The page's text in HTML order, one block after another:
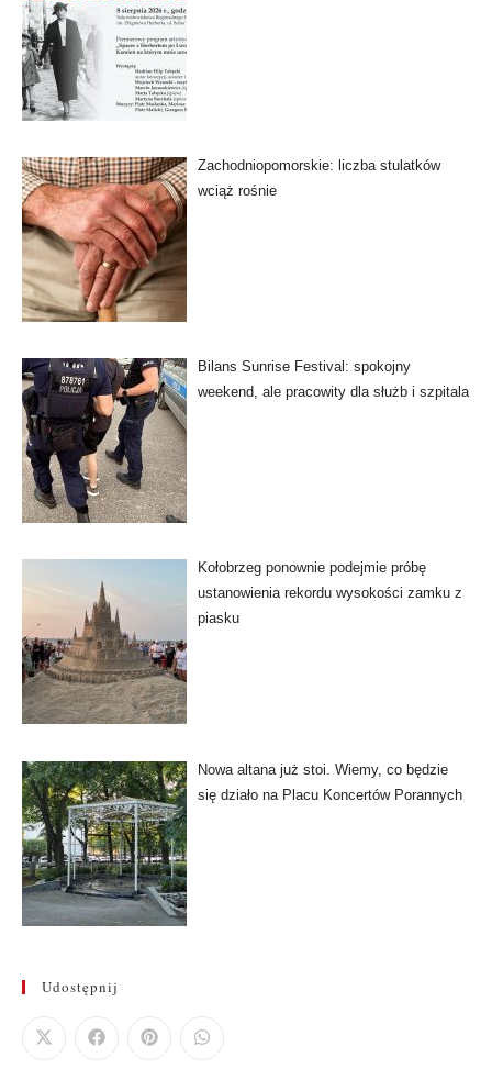
Zachodniopomorskie: liczba stulatków
wciąż rośnie
Bilans Sunrise Festival: spokojny
weekend, ale pracowity dla służb i szpitala
Kołobrzeg ponownie podejmie próbę
ustanowienia rekordu wysokości zamku z
piasku
Nowa altana już stoi. Wiemy, co będzie
się działo na Placu Koncertów Porannych
Udostępnij